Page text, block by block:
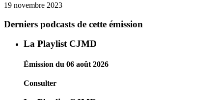
19 novembre 2023
Derniers podcasts de cette émission
La Playlist CJMD
Émission du 06 août 2026
Consulter